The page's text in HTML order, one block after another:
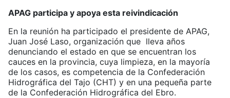
APAG participa y apoya esta reivindicación
En la reunión ha participado el presidente de APAG,
Juan José Laso, organización que lleva años
denunciando el estado en que se encuentran los
cauces en la provincia, cuya limpieza, en la mayoría
de los casos, es competencia de la Confederación
Hidrográfica del Tajo (CHT) y en una pequeña parte
de la Confederación Hidrográfica del Ebro.